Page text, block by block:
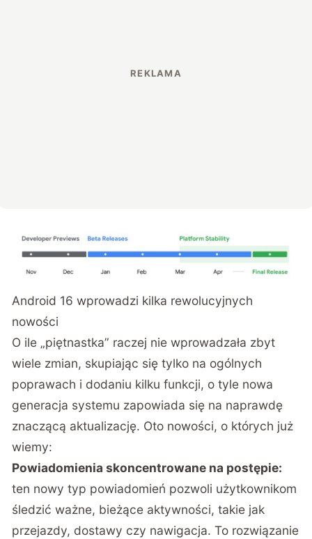
Android 16 wprowadzi kilka rewolucyjnych
nowości
O ile „piętnastka” raczej nie wprowadzała zbyt
wiele zmian, skupiając się tylko na ogólnych
poprawach i dodaniu kilku funkcji, o tyle nowa
generacja systemu zapowiada się na naprawdę
znaczącą aktualizację. Oto nowości, o których już
wiemy:
Powiadomienia skoncentrowane na postępie:
ten nowy typ powiadomień pozwoli użytkownikom
śledzić ważne, bieżące aktywności, takie jak
przejazdy, dostawy czy nawigacja. To rozwiązanie